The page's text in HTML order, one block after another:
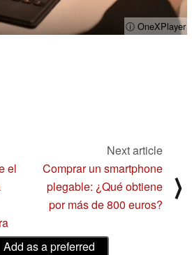
ⓘ OneXPlayer
el
Next article
Comprar un smartphone
plegable: ¿Qué obtiene
por más de 800 euros?
⟩
Add as a preferred